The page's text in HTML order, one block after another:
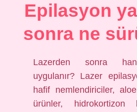
Epilasyon
sonra ne
Lazerden sonra
uygulanır? Lazer
hafif nemlendiriciler,
ürünler, hidrokortizon